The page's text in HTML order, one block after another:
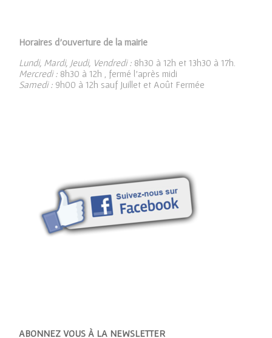
Horaires d’ouverture de la mairie
Lundi, Mardi, Jeudi, Vendredi : 8h30 à 12h et 13h30 à 17h.
Mercredi : 8h30 à 12h , fermé l’après midi
Samedi : 9h00 à 12h sauf Juillet et Août Fermée
ABONNEZ VOUS À LA NEWSLETTER